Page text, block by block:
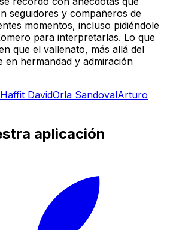
seguidores y compañeros de
momentos, incluso pidiéndole
para interpretarlas. Lo que
que el vallenato, más allá del
en hermandad y admiración
Haffit DavidOrla SandovalArturo
aplicación